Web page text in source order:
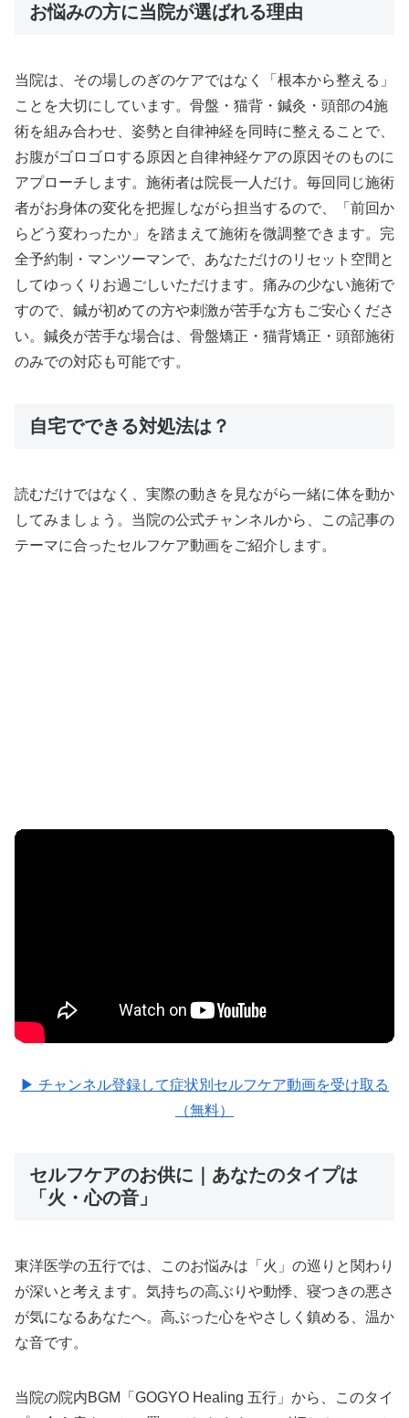
お悩みの方に当院が選ばれる理由
当院は、その場しのぎのケアではなく「根本から整える」
ことを大切にしています。骨盤・猫背・鍼灸・頭部の4施
術を組み合わせ、姿勢と自律神経を同時に整えることで、
お腹がゴロゴロする原因と自律神経ケアの原因そのものに
アプローチします。施術者は院長一人だけ。毎回同じ施術
者がお身体の変化を把握しながら担当するので、「前回か
らどう変わったか」を踏まえて施術を微調整できます。完
全予約制・マンツーマンで、あなただけのリセット空間と
してゆっくりお過ごしいただけます。痛みの少ない施術で
すので、鍼が初めての方や刺激が苦手な方もご安心くださ
い。鍼灸が苦手な場合は、骨盤矯正・猫背矯正・頭部施術
のみでの対応も可能です。
自宅でできる対処法は？
読むだけではなく、実際の動きを見ながら一緒に体を動か
してみましょう。当院の公式チャンネルから、この記事の
テーマに合ったセルフケア動画をご紹介します。
▶ チャンネル登録して症状別セルフケア動画を受け取る
（無料）
セルフケアのお供に｜あなたのタイプは
「火・心の音」
東洋医学の五行では、このお悩みは「火」の巡りと関わり
が深いと考えます。気持ちの高ぶりや動悸、寝つきの悪さ
が気になるあなたへ。高ぶった心をやさしく鎮める、温か
な音です。
当院の院内BGM「GOGYO Healing 五行」から、このタイ